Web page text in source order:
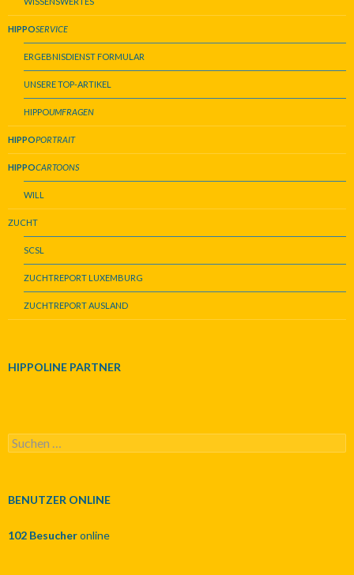
HIPPOSERVICE
ERGEBNISDIENST FORMULAR
UNSERE TOP-ARTIKEL
HIPPOUMFRAGEN
HIPPOPORTRAIT
HIPPOCARTOONS
WILL
ZUCHT
SCSL
ZUCHTREPORT LUXEMBURG
ZUCHTREPORT AUSLAND
HIPPOLINE PARTNER
S
u
e
a
BENUTZER ONLINE
102 Besucheronline